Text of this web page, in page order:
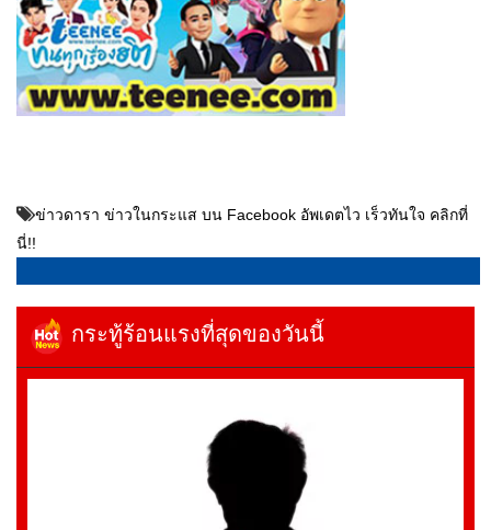
ข่าวดารา ข่าวในกระแส บน Facebook อัพเดตไว เร็วทันใจ คลิกที่
นี่!!
กระทู้ร้อนแรงที่สุดของวันนี้